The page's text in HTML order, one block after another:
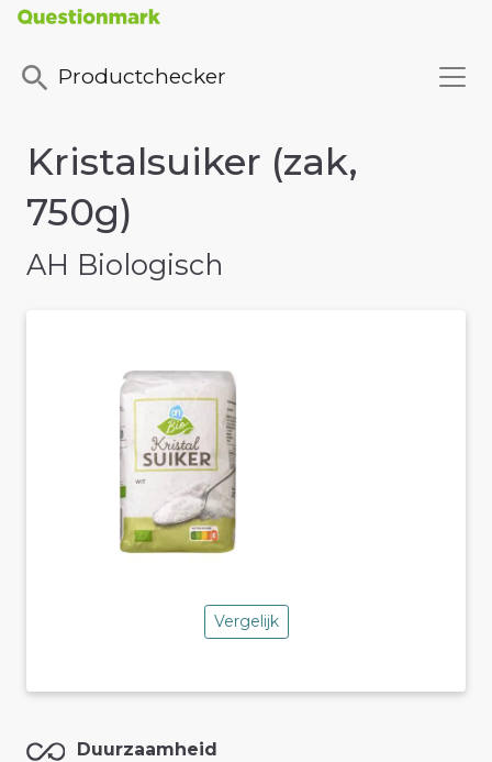
Productchecker
Kristalsuiker (zak,
750g)
AH Biologisch
Vergelijk
Duurzaamheid